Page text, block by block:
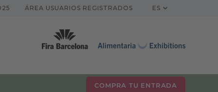
ÁREA USUARIOS REGISTRADOS ES
COMPRA TU ENTRADA